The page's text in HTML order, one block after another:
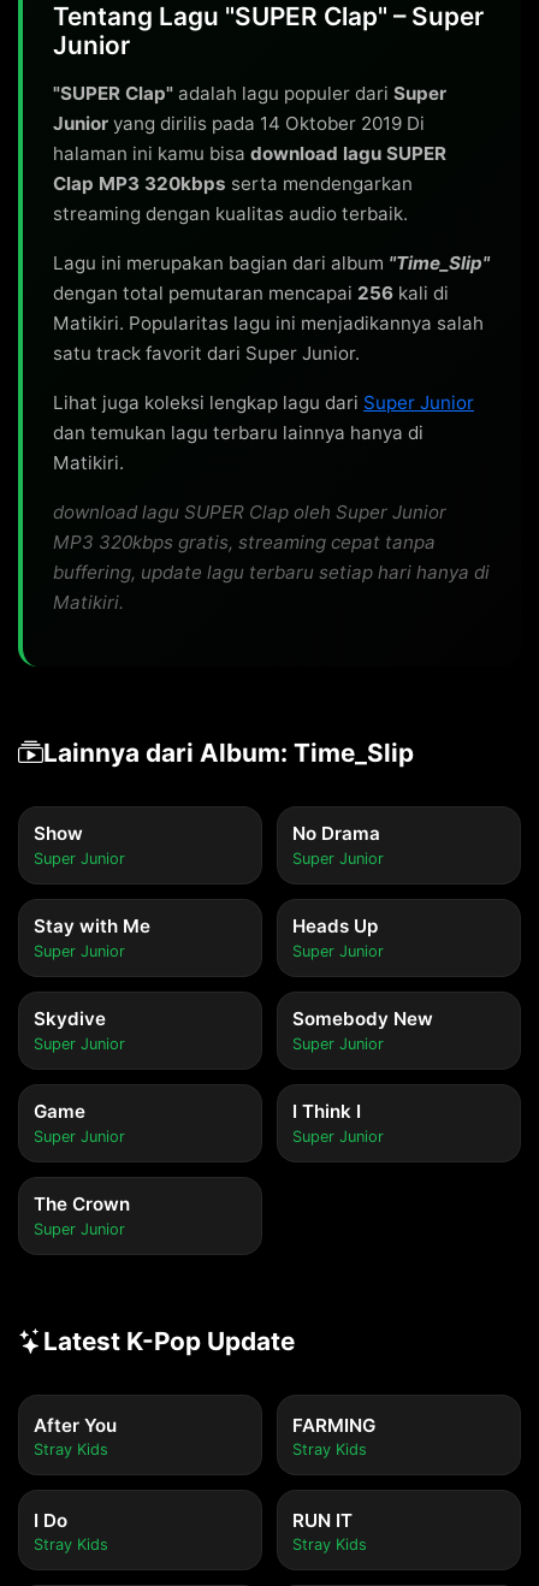
Tentang Lagu "SUPER Clap" – Super
Junior
"SUPER Clap" adalah lagu populer dari Super
Junior yang dirilis pada 14 Oktober 2019 Di
halaman ini kamu bisa download lagu SUPER
Clap MP3 320kbps serta mendengarkan
streaming dengan kualitas audio terbaik.
Lagu ini merupakan bagian dari album "Time_Slip"
dengan total pemutaran mencapai 256 kali di
Matikiri. Popularitas lagu ini menjadikannya salah
satu track favorit dari Super Junior.
Lihat juga koleksi lengkap lagu dari Super Junior
dan temukan lagu terbaru lainnya hanya di
Matikiri.
download lagu SUPER Clap oleh Super Junior
MP3 320kbps gratis, streaming cepat tanpa
buffering, update lagu terbaru setiap hari hanya di
Matikiri.
Lainnya dari Album: Time_Slip
Show
Super Junior
No Drama
Super Junior
Stay with Me
Super Junior
Heads Up
Super Junior
Skydive
Super Junior
Somebody New
Super Junior
Game
Super Junior
I Think I
Super Junior
The Crown
Super Junior
Latest K-Pop Update
After You
Stray Kids
FARMING
Stray Kids
I Do
Stray Kids
RUN IT
Stray Kids